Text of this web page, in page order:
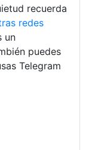
recuerda
redes
un
puedes
Telegram